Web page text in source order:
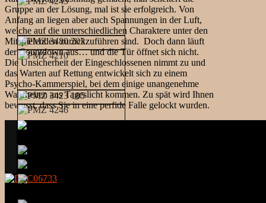
Gruppe an der Lösung, mal ist sie erfolgreich. Von
Anfang an liegen aber auch Spannungen in der Luft,
welche auf die unterschiedlichen Charaktere unter den
Mitspielenden zurückzuführen sind. Doch dann läuft
der Countdown aus… und die Tür öffnet sich nicht.
Die Unsicherheit der Eingeschlossenen nimmt zu und
das Warten auf Rettung entwickelt sich zu einem
Psycho-Kammerspiel, bei dem einige unangenehme
Wahrheiten ans Tageslicht kommen. Zu spät wird Ihnen
bewusst, dass Sie in eine perfide Falle gelockt wurden.